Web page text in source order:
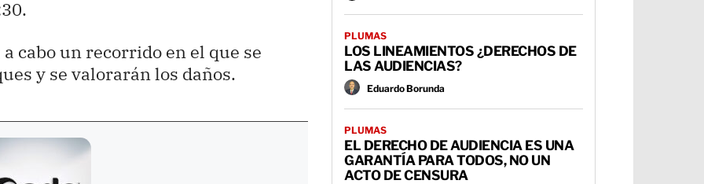
cabo un recorrido en el que se
y se valorarán los daños.
PLUMAS
LOS LINEAMIENTOS ¿DERECHOS DE
LAS AUDIENCIAS?
Eduardo Borunda
PLUMAS
EL DERECHO DE AUDIENCIA ES UNA
GARANTÍA PARA TODOS, NO UN
ACTO DE CENSURA